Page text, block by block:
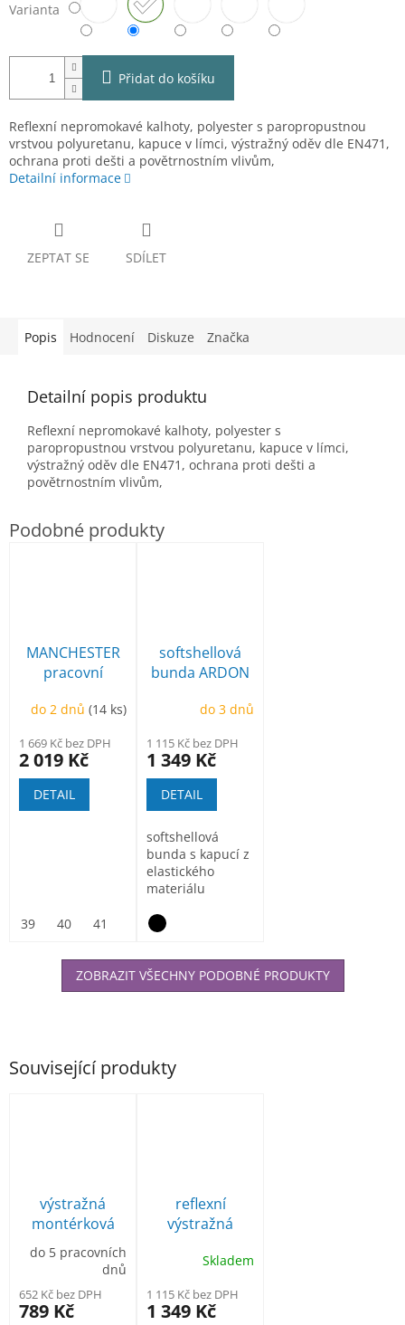
Varianta
Přidat do košíku
Reflexní nepromokavé kalhoty, polyester s paropropustnou
vrstvou polyuretanu, kapuce v límci, výstražný oděv dle EN471,
ochrana proti dešti a povětrnostním vlivům,
Detailní informace
ZEPTAT SE SDÍLET
Související produkty
výstražná
montérková
blůza TX70
oranžová
do 5 pracovních
dnů
652 Kč bez DPH
789 Kč
reflexní
výstražná
blůza T500
Skladem
1 115 Kč bez DPH
1 349 Kč
Popis Hodnocení Diskuze Značka
Detailní popis produktu
Reflexní nepromokavé kalhoty, polyester s
paropropustnou vrstvou polyuretanu, kapuce v límci,
výstražný oděv dle EN471, ochrana proti dešti a
povětrnostním vlivům,
MANCHESTER
pracovní
do 2 dnů(14 ks)
1 669 Kč bez DPH
2 019 Kč
DETAIL
39 40 41 43
softshellová
bunda ARDON
do 3 dnů
1 115 Kč bez DPH
1 349 Kč
DETAIL
softshellová
bunda s kapucí z
elastického
materiálu
vnitřní část...
ZOBRAZIT VŠECHNY PODOBNÉ PRODUKTY